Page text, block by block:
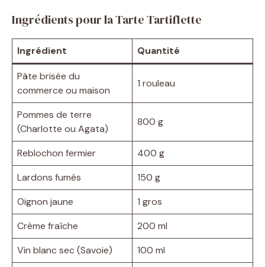
y
V
d
e
o
Ingrédients pour la Tarte Tartiflette
Ingrédient Quantité
Pâte brisée du
commerce ou maison
1 rouleau
Pommes de terre
(Charlotte ou Agata)
800 g
Reblochon fermier
400 g
Lardons fumés
150 g
Oignon jaune
1 gros
Crème fraîche
200 ml
Vin blanc sec (Savoie)
100 ml